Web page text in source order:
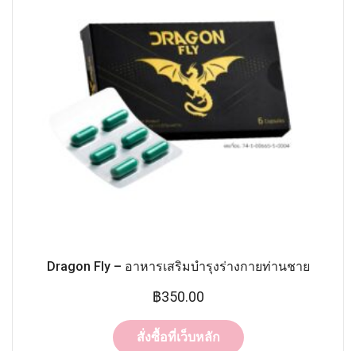
Dragon Fly – อาหารเสริมบำรุงร่างกายท่านชาย
฿350.00
สั่งซื้อที่เว็บหลัก